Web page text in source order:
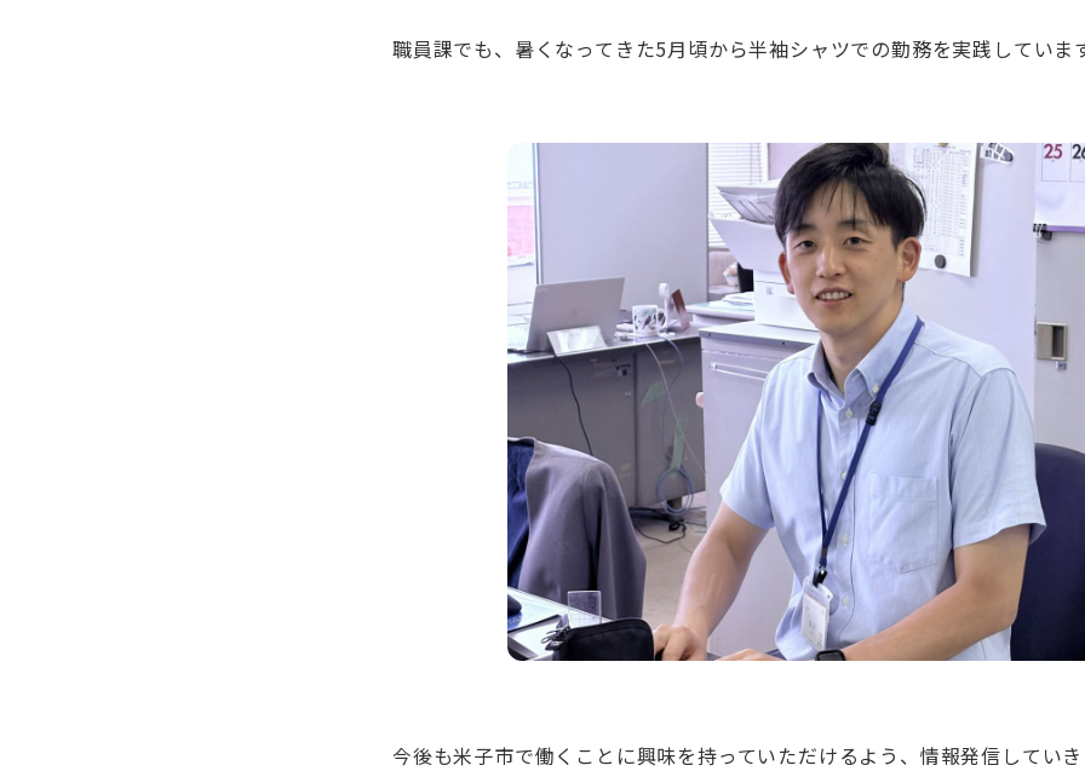
職員課でも、暑くなってきた5月頃から半袖シャツでの勤務を実践していま
今後も米子市で働くことに興味を持っていただけるよう、情報発信してい